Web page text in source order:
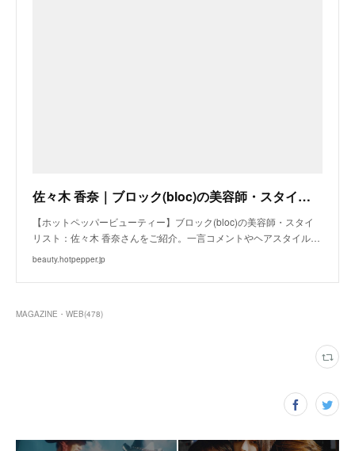
佐々木 香奈｜ブロック(bloc)の美容師・スタイリスト｜ホットペッパービューティー
【ホットペッパービューティー】ブロック(bloc)の美容師・スタイ
リスト：佐々木 香奈さんをご紹介。一言コメントやヘアスタイル…
beauty.hotpepper.jp
MAGAZINE・WEB(478)